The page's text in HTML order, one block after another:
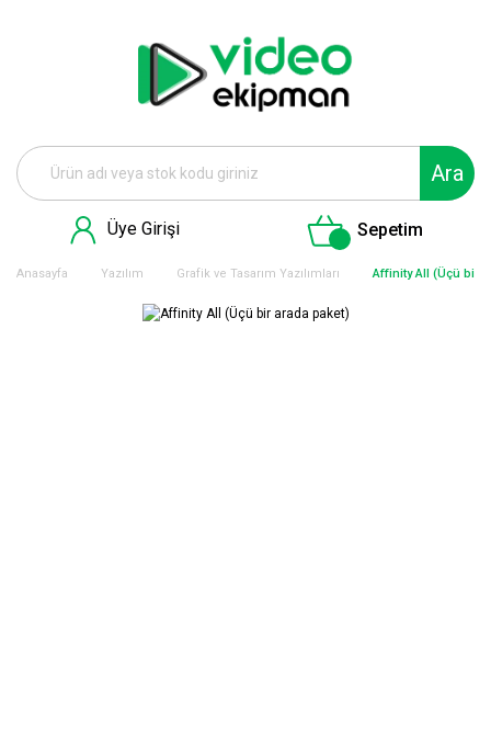
Ara
Üye Girişi Sepetim
Anasayfa Yazılım Grafik ve Tasarım Yazılımları Affinity All (Üçü bir